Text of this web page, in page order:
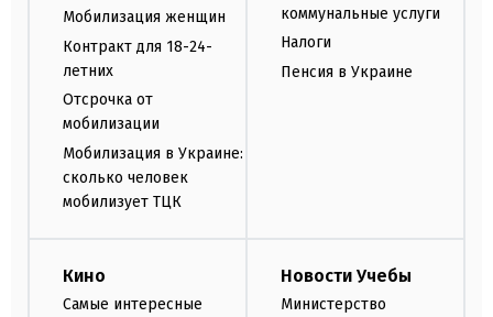
Мобилизация женщин
Контракт для 18-24-
летних
Отсрочка от
мобилизации
Мобилизация в Украине:
сколько человек
мобилизует ТЦК
коммунальные услуги
Налоги
Пенсия в Украине
Кино
Самые интересные
Новости Учебы
Министерство